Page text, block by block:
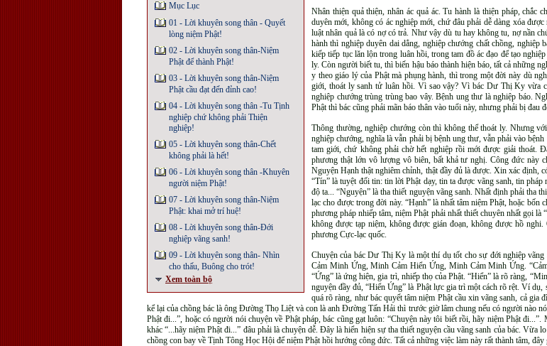
Mục Lục
01 - Lời khuyên song thân - Quyết
lòng niệm Phật!
02 - Lời khuyên song thân-Niệm
Phật để thành Phật!
03 - Lời khuyên song thân-Niệm
Phật cầu đạt đến đỉnh cao!
04 - Lời khuyên song thân -Tu Tịnh
nghiệp chứ không phải Thiện
nghiệp!
05 - Lời khuyên song thân-Chết
không phải là hết!
06 - Lời khuyên song thân -Khuyên
người niệm Phật!
07 - Lời khuyên song thân-Niệm
Phật: khai mở trí huệ!
08 - Lời khuyên song thân-Đới
nghiệp vãng sanh!
09 - Lời khuyên song thân- Nhìn
cho thấu, Buông cho trót!
Xem toàn bộ
Nhân thiện quả thiện, nhân ác quả ác. Tu hành là thiện pháp, chắc
duyên mới, không có ác nghiệp mới, chứ đâu phải dễ dàng xóa
luật nhân quả là có nợ có trả. Như vậy dù tu hay không tu, nợ nần
hành thì nghiệp duyên dai dẳng, nghiệp chướng chất chồng,
kiếp tiếp tục lăn lộn trong luân hồi, trong tam đồ ác đạo để tạo
ly. Còn người biết tu, thì biến hậu báo thành hiện báo, tất cả những
y theo giáo lý của Phật mà phụng hành, thì trong một đời này dù
giới, thoát ly sanh tử luân hồi. Vì sao vậy? Vì bác Dư Thị Ky vừa
nghiệp chướng trùng trùng bao vây. Bệnh ung thư là nghiệp báo.
Phật thì bác cũng phải mãn báo thân vào tuổi này, nhưng phải bị
Thông thường, nghiệp chướng còn thì không thể thoát ly. Nhưng
nghiệp chướng, nghĩa là vẫn phải bị bệnh ung thư, vẫn phải vào
tam giới, chứ không phải chờ hết nghiệp rồi mới được giải thoát.
phương thật lớn vô lượng vô biên, bất khả tư nghị. Công đức này
Nguyện Hạnh thật nghiêm chỉnh, thật đầy đủ là được. Xin xác định,
“Tín” là tuyệt đối tin: tin lời Phật dạy, tin ta được vãng sanh, tin
độ ta... “Nguyện” là tha thiết nguyện vãng sanh. Nhất định phải tha
lạc cho được trong đời này. “Hạnh” là nhất tâm niệm Phật, hoặc
phương pháp nhiếp tâm, niệm Phật phải nhất thiết chuyên nhất gọi
không được tạp niệm, không được gián đoạn, không được hồ
phương Cực-lạc quốc.
Chuyện của bác Dư Thị Ky là một thí dụ tốt cho sự đới nghiệp
Cảm Minh Ứng, Minh Cảm Hiển Ứng, Minh Cảm Minh Ứng.
“Ứng” là ứng hiện, gia trì, nhiếp thọ của Phật. “Hiển” là rõ ràng,
nguyện đầy đủ, “Hiển Ứng” là Phật lực gia trì một cách rõ rệt. Ví
quá rõ ràng, như bác quyết tâm niệm Phật cầu xin vãng sanh, cả gia
kể lại của chồng bác là ông Đường Thọ Liệt và con là anh Đường Tấn Hải thì trước giờ lâm chung nếu có người nào
Phật đi...”, hoặc có người nói chuyện về Phật pháp, bác cũng gạt luôn: “Chuyện này tôi biết rồi, hãy niệm Phật
khác “...hãy niệm Phật đi...” đâu phải là chuyện dễ. Đây là hiển hiện sự tha thiết nguyện cầu vãng sanh của bác.
chồng con bay về Tịnh Tông Học Hội để niệm Phật hồi hướng công đức. Tất cả những việc làm này rất thành tâm, đây